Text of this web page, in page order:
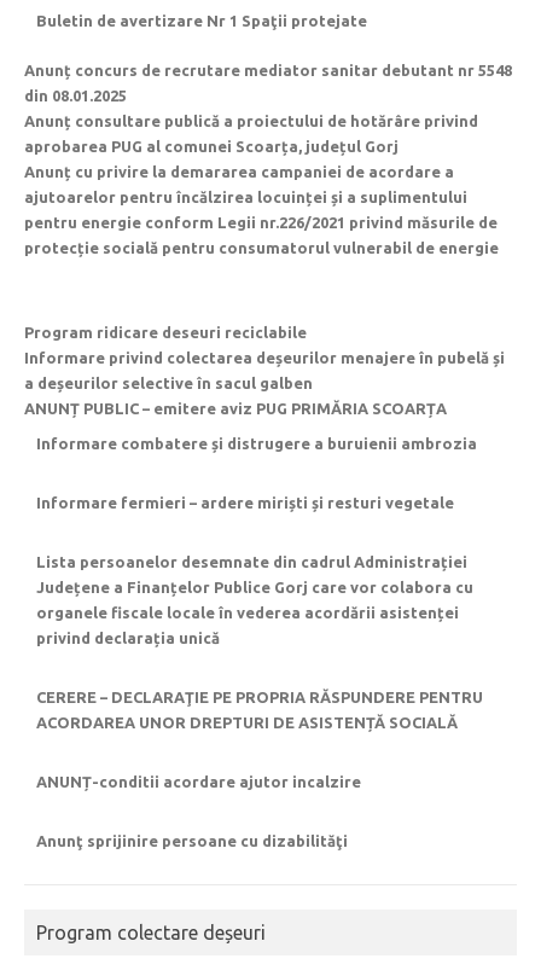
Buletin de avertizare Nr 1 Spaţii protejate
Anunț concurs de recrutare mediator sanitar debutant nr 5548
din 08.01.2025
Anunț consultare publică a proiectului de hotărâre privind
aprobarea PUG al comunei Scoarța, județul Gorj
Anunț cu privire la demararea campaniei de acordare a
ajutoarelor pentru încălzirea locuinței și a suplimentului
pentru energie conform Legii nr.226/2021 privind măsurile de
protecție socială pentru consumatorul vulnerabil de energie
Program ridicare deseuri reciclabile
Informare privind colectarea deșeurilor menajere în pubelă și
a deșeurilor selective în sacul galben
ANUNȚ PUBLIC – emitere aviz PUG PRIMĂRIA SCOARȚA
Informare combatere și distrugere a buruienii ambrozia
Informare fermieri – ardere miriști și resturi vegetale
Lista persoanelor desemnate din cadrul Administrației
Județene a Finanțelor Publice Gorj care vor colabora cu
organele fiscale locale în vederea acordării asistenței
privind declarația unică
CERERE – DECLARAŢIE PE PROPRIA RĂSPUNDERE PENTRU
ACORDAREA UNOR DREPTURI DE ASISTENȚĂ SOCIALĂ
ANUNȚ-conditii acordare ajutor incalzire
Anunţ sprijinire persoane cu dizabilităţi
Program colectare deșeuri